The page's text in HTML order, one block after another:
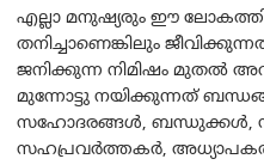
എല്ലാ മനുഷ്യരും ഈ
തനിച്ചാണെങ്കിലും
ജനിക്കുന്ന നിമിഷം മുതൽ
മുന്നോട്ടു നയിക്കുന്നത്
സഹോദരങ്ങൾ,
സഹപ്രവർത്തകർ,